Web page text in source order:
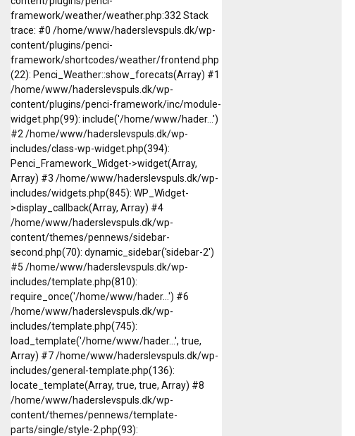
framework/weather/weather.php:332 Stack
trace: #0 /home/www/haderslevspuls.dk/wp-
content/plugins/penci-
framework/shortcodes/weather/frontend.php
(22): Penci_Weather::show_forecats(Array) #1
/home/www/haderslevspuls.dk/wp-
content/plugins/penci-framework/inc/module-
widget.php(99): include('/home/www/hader...')
#2 /home/www/haderslevspuls.dk/wp-
includes/class-wp-widget.php(394):
Penci_Framework_Widget->widget(Array,
Array) #3 /home/www/haderslevspuls.dk/wp-
includes/widgets.php(845): WP_Widget-
>display_callback(Array, Array) #4
/home/www/haderslevspuls.dk/wp-
content/themes/pennews/sidebar-
second.php(70): dynamic_sidebar('sidebar-2')
#5 /home/www/haderslevspuls.dk/wp-
includes/template.php(810):
require_once('/home/www/hader...') #6
/home/www/haderslevspuls.dk/wp-
includes/template.php(745):
load_template('/home/www/hader...', true,
Array) #7 /home/www/haderslevspuls.dk/wp-
includes/general-template.php(136):
locate_template(Array, true, true, Array) #8
/home/www/haderslevspuls.dk/wp-
content/themes/pennews/template-
parts/single/style-2.php(93):